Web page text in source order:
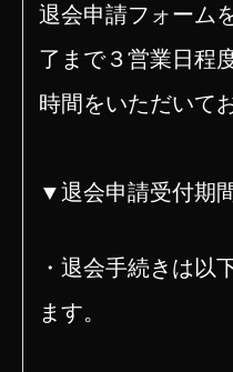
退会申請フォーム
了まで３営業日程
時間をいただいて
▼退会申請受付期
・ 退会手続きは以
ます。